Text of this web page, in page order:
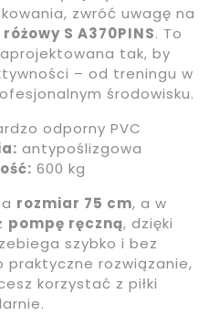
zwróć uwagę na
S A370PINS. To
tak, by
– od treningu w
środowisku.
odporny PVC
antypoślizgowa
600 kg
rozmiar 75 cm, a w
pompę ręczną, dzięki
szybko i bez
praktyczne rozwiązanie,
korzystać z piłki